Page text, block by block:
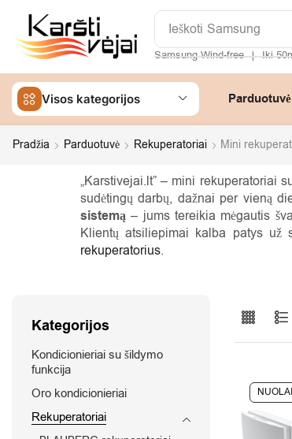
Ieškoti
Samsung Wind-free ❘ Iki
Visos kategorijos Parduotuvė
Pradžia Parduotuvė Rekuperatoriai Mini
„Karstivejai.lt” – mini rekuperatoriai
sudėtingų darbų, dažnai per vieną
sistemą – jums tereikia mėgautis
Klientų atsiliepimai kalba patys už
rekuperatorius.
Kategorijos
Kondicionieriai su šildymo
funkcija
Oro kondicionieriai
Rekuperatoriai